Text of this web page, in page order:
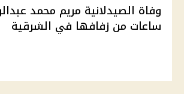
وفاة الصيدلانية مريم محمد
ساعات من زفافها في الشرقية